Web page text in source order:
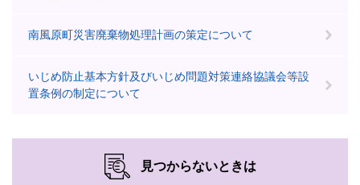
南風原町災害廃棄物処理計画の策定について
いじめ防止基本方針及びいじめ問題対策連絡協議会等設
置条例の制定について
見つからないときは